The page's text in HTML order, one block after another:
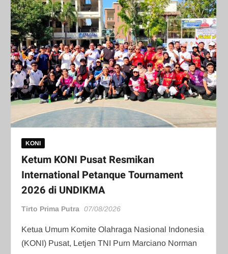
KONI
Ketum KONI Pusat Resmikan
International Petanque Tournament
2026 di UNDIKMA
Tirto Prima Putra 07/08/2026
Ketua Umum Komite Olahraga Nasional Indonesia
(KONI) Pusat, Letjen TNI Purn Marciano Norman